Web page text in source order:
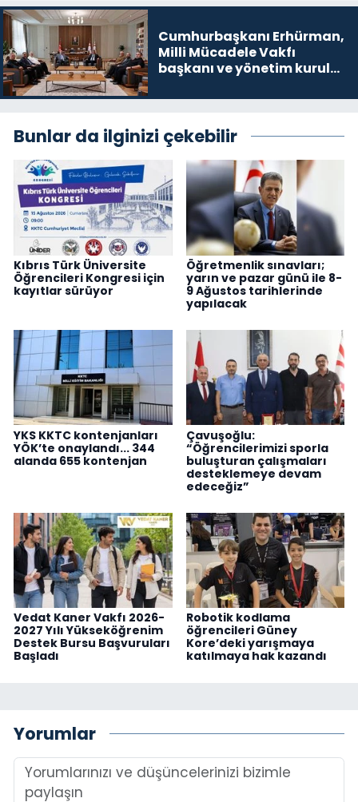
Cumhurbaşkanı Erhürman,
Milli Mücadele Vakfı
başkanı ve yönetim kurulu
Bunlar da ilginizi çekebilir
Kıbrıs Türk Üniversite
Öğrencileri Kongresi için
kayıtlar sürüyor
Öğretmenlik sınavları;
yarın ve pazar günü ile 8-
9 Ağustos tarihlerinde
yapılacak
YKS KKTC kontenjanları
YÖK’te onaylandı... 344
alanda 655 kontenjan
Çavuşoğlu:
“Öğrencilerimizi sporla
buluşturan çalışmaları
desteklemeye devam
edeceğiz”
Vedat Kaner Vakfı 2026-
2027 Yılı Yükseköğrenim
Destek Bursu Başvuruları
Başladı
Robotik kodlama
öğrencileri Güney
Kore’deki yarışmaya
katılmaya hak kazandı
Yorumlar